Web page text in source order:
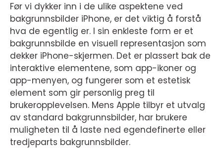
Før vi dykker inn i de ulike aspektene ved
bakgrunnsbilder iPhone, er det viktig å forstå
hva de egentlig er. I sin enkleste form er et
bakgrunnsbilde en visuell representasjon som
dekker iPhone-skjermen. Det er plassert bak de
interaktive elementene, som app-ikoner og
app-menyen, og fungerer som et estetisk
element som gir personlig preg til
brukeropplevelsen. Mens Apple tilbyr et utvalg
av standard bakgrunnsbilder, har brukere
muligheten til å laste ned egendefinerte eller
tredjeparts bakgrunnsbilder.